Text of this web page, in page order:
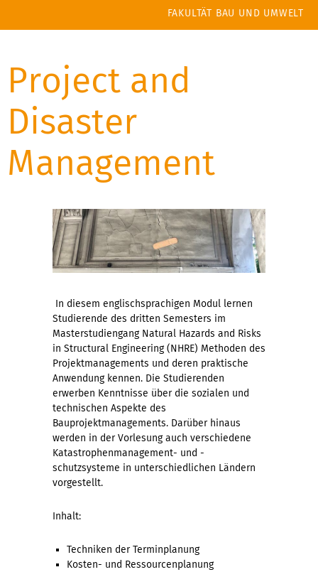
FAKULTÄT BAU UND UMWELT
Project and
Disaster
Management
In diesem englischsprachigen Modul lernen
Studierende des dritten Semesters im
Masterstudiengang Natural Hazards and Risks
in Structural Engineering (NHRE) Methoden des
Projektmanagements und deren praktische
Anwendung kennen. Die Studierenden
erwerben Kenntnisse über die sozialen und
technischen Aspekte des
Bauprojektmanagements. Darüber hinaus
werden in der Vorlesung auch verschiedene
Katastrophenmanagement- und -
schutzsysteme in unterschiedlichen Ländern
vorgestellt.
Inhalt:
Techniken der Terminplanung
Kosten- und Ressourcenplanung